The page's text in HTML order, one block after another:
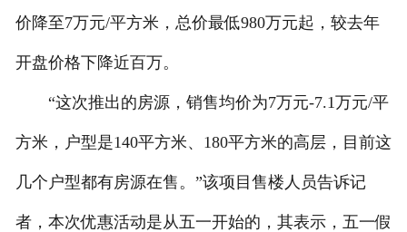
价降至7万元/平方米，总价最低980万元起，较去年
开盘价格下降近百万。
“这次推出的房源，销售均价为7万元-7.1万元/平
方米，户型是140平方米、180平方米的高层，目前这
几个户型都有房源在售。”该项目售楼人员告诉记
者，本次优惠活动是从五一开始的，其表示，五一假